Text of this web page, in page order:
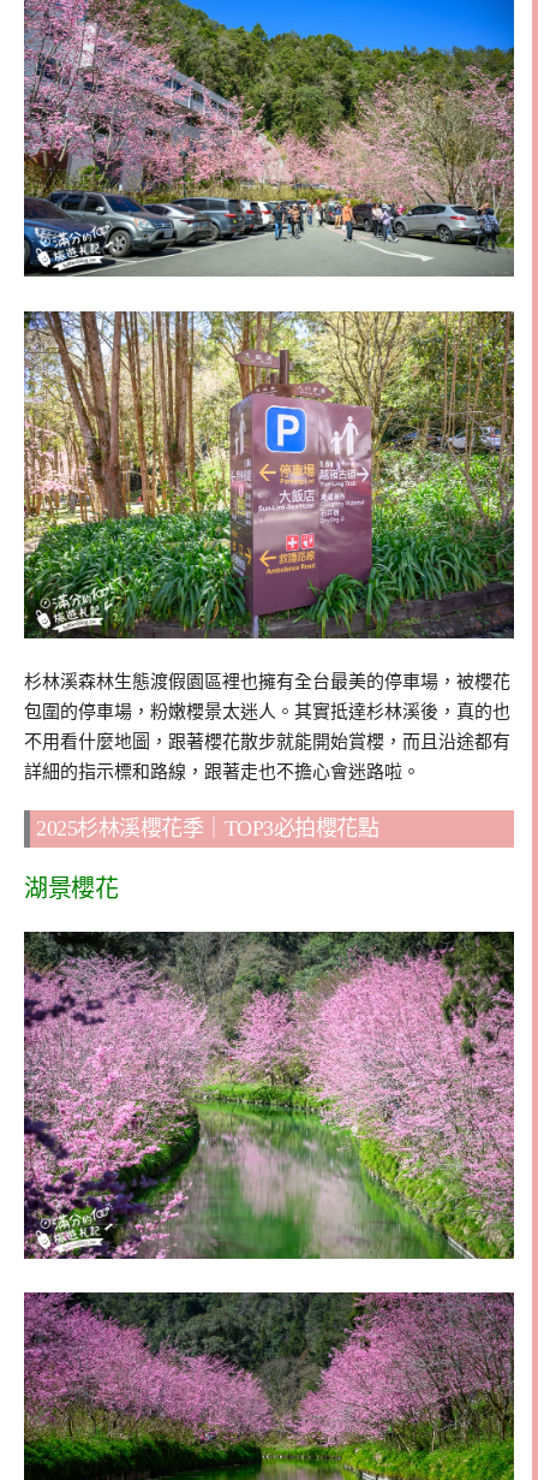
杉林溪森林生態渡假園區裡也擁有全台最美的停車場，被櫻花
包圍的停車場，粉嫩櫻景太迷人。其實抵達杉林溪後，真的也
不用看什麼地圖，跟著櫻花散步就能開始賞櫻，而且沿途都有
詳細的指示標和路線，跟著走也不擔心會迷路啦。
2025杉林溪櫻花季｜TOP3必拍櫻花點
湖景櫻花